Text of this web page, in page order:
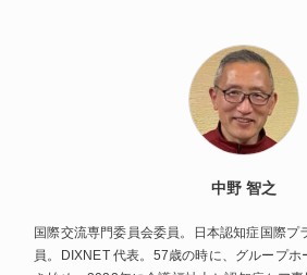
中野 智之
国際交流専門委員会委員。日本認知症国際プ
員。DIXNET 代表。57歳の時に、グループ